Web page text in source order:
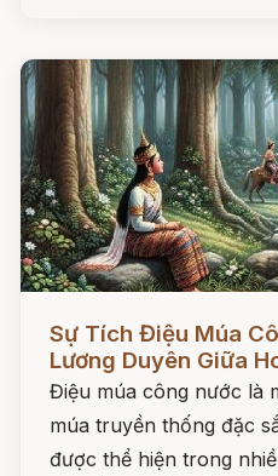
Sự Tích Điệu Múa
Lương Duyên Giữa
Điệu múa công nước là
múa truyền thống đặc
được thể hiện trong